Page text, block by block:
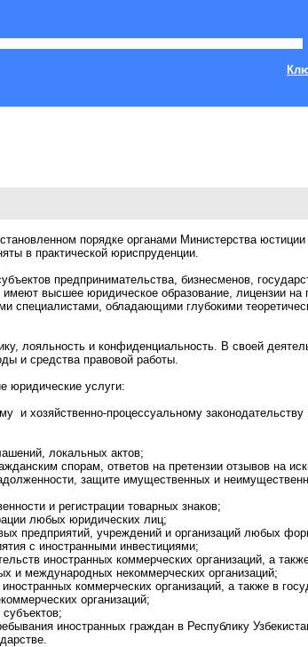
порядке органами Министерства юстиции
в практической юриспруденции.
предпринимательства, бизнесменов,
высшее юридическое образование, лицензии на
специалистами, обладающими глубокими
лояльность и конфиденциальность. В своей
и средства правовой работы.
юридические услуги:
и хозяйственно-процессуальному законодательству
локальных актов;
спорам, ответов на претензии отзывов на
защите имущественных и
и регистрации товарных знаков;
любых юридических лиц;
предприятий, учреждений и организаций любых
с иностранными инвестициями;
иностранных коммерческих организаций, а
и международных некоммерческих организаций;
коммерческих организаций, а также в
организаций;
иностранных граждан в Республику